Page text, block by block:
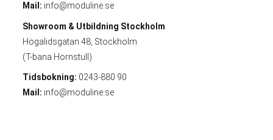
Mail: info@moduline.se
Showroom & Utbildning Stockholm
Högalidsgatan 48, Stockholm
(T-bana Hornstull)
Tidsbokning: 0243-880 90
Mail: info@moduline.se